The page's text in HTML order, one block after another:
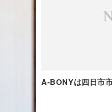
A-BONYは四日市